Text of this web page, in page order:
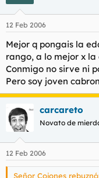
12 Feb 2006
Mejor q pongais la
rango, a lo mejor x
Conmigo no sirve ni
Pero soy joven
carcareto
Novato de
12 Feb 2006
Señor Cojones